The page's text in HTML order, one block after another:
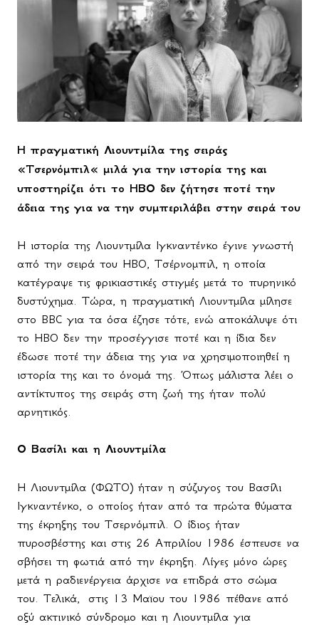
Η πραγματική Λιουντμίλα της σειράς
«Τσερνόμπιλ« μιλά για την ιστορία της και
υποστηρίζει ότι το ΗΒΟ δεν ζήτησε ποτέ την
άδεια της για να την συμπεριλάβει στην σειρά του
Η ιστορία της Λιουντμίλα Ιγκναντένκο έγινε γνωστή
από την σειρά του HBO, Τσέρνομπιλ, η οποία
κατέγραψε τις φρικιαστικές στιγμές μετά το πυρηνικό
δυστύχημα. Τώρα, η πραγματική Λιουντμίλα μίλησε
στο BBC για τα όσα έζησε τότε, ενώ αποκάλυψε ότι
το ΗΒΟ δεν την προσέγγισε ποτέ και η ίδια δεν
έδωσε ποτέ την άδεια της για να χρησιμοποιηθεί η
ιστορία της και το όνομά της. Όπως μάλιστα λέει ο
αντίκτυπος της σειράς στη ζωή της ήταν πολύ
αρνητικός.
Ο Βασίλι και η Λιουντμίλα
Η Λιουντμίλα (ΦΩΤΟ) ήταν η σύζυγος του Βασίλι
Ιγκναντένκο, ο οποίος ήταν από τα πρώτα θύματα
της έκρηξης του Τσερνόμπιλ. Ο ίδιος ήταν
πυροσβέστης και στις 26 Απριλίου 1986 έσπευσε να
σβήσει τη φωτιά από την έκρηξη. Λίγες μόνο ώρες
μετά η ραδιενέργεια άρχισε να επιδρά στο σώμα
του. Τελικά,
στις 13 Μαϊου του 1986 πέθανε από
οξύ ακτινικό σύνδρομο και η Λιουντμίλα για